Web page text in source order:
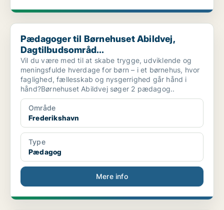
Pædagoger til Børnehuset Abildvej, Dagtilbudsområd...
Pædagoger til Børnehuset Abildvej,
Dagtilbudsområd...
Vil du være med til at skabe trygge, udviklende og
meningsfulde hverdage for børn – i et børnehus, hvor
faglighed, fællesskab og nysgerrighed går hånd i
hånd?Børnehuset Abildvej søger 2 pædagog..
Område
Frederikshavn
Type
Pædagog
Mere info